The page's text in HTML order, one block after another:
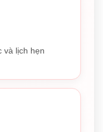
và lịch hẹn